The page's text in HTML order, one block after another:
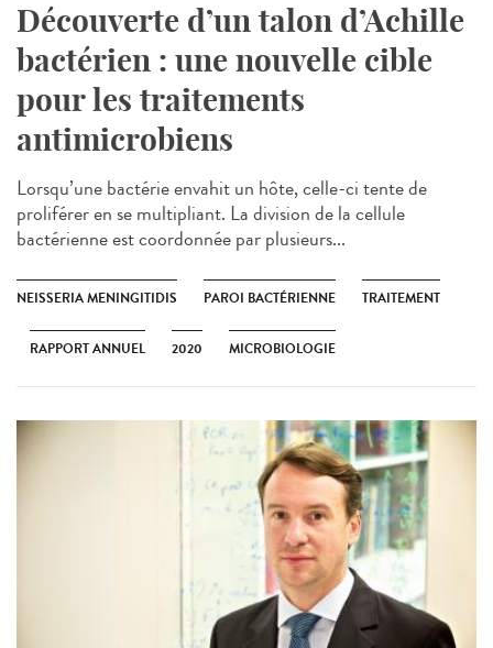
Découverte d’un talon d’Achille
bactérien : une nouvelle cible
pour les traitements
antimicrobiens
Lorsqu’une bactérie envahit un hôte, celle-ci tente de
proliférer en se multipliant. La division de la cellule
bactérienne est coordonnée par plusieurs...
NEISSERIA MENINGITIDIS PAROI BACTÉRIENNE TRAITEMENT
RAPPORT ANNUEL 2020 MICROBIOLOGIE